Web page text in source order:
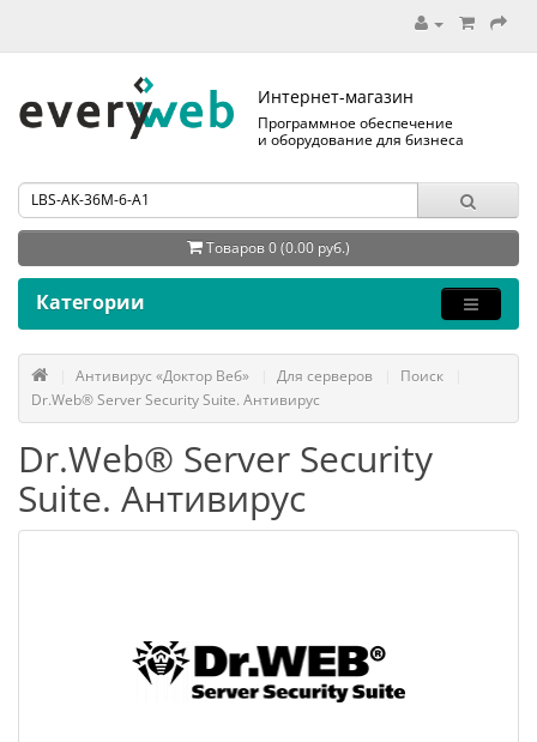
Интернет-магазин
Программное обеспечение
и оборудование для бизнеса
Товаров 0 (0.00 руб.)
Категории
Антивирус «Доктор Веб» Для серверов
Поиск
Dr.Web® Server Security Suite. Антивирус
Dr.Web® Server Security
Suite. Антивирус